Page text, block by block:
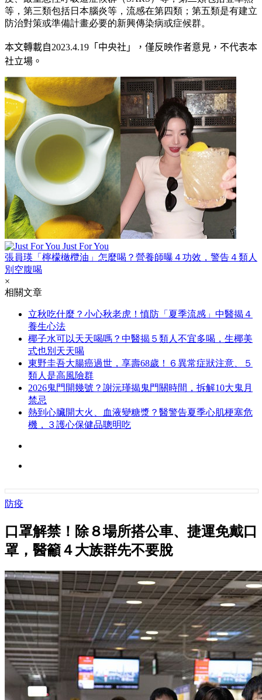
等，第三類包括日本腦炎等，流感在第四類；第五類是有建立
防治對策或準備計畫必要的新興傳染病或症候群。
本文轉載自2023.4.19 「中央社」
，僅反映作者意見，不代表本
社立場。
Just For You
張員瑛「檸檬橄欖油」怎麼喝？營養師曝４功效，警告４類人
別空腹喝
×
相關文章
立秋吃什麼？小心秋老虎！慎防「夏季流感」中醫揭４
養生心法
椰子水可以天天喝嗎？中醫揭５類人不宜多喝，生椰美
式也別天天喝
東野圭吾大腸癌過世，享壽68歲！６異常症狀注意、５
類人是高風險群
2026鬼門開幾號？謝沅瑾揭鬼門關時間，拆解10大鬼月
禁忌
熱到心臟開大火、血液變糖漿？醫警告夏季心肌梗塞危
機，３護心保健品聰明吃
防疫
口罩解禁！除８場所搭公車、捷運免戴口
罩，醫籲４大族群先不要脫